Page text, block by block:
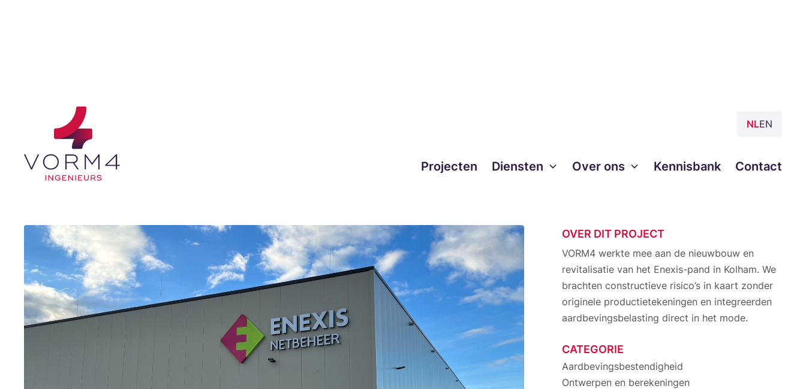
NLEN
Projecten Diensten Over ons Kennisbank Contact
Enexis Kolham Nieuwbouw en
Revitalisatie
OVER DIT PROJECT
VORM4 werkte mee aan de nieuwbouw en
revitalisatie van het Enexis-pand in Kolham. We
brachten constructieve risico’s in kaart zonder
originele productietekeningen en integreerden
aardbevingsbelasting direct in het mode.
CATEGORIE
Aardbevingsbestendigheid
Ontwerpen en berekeningen